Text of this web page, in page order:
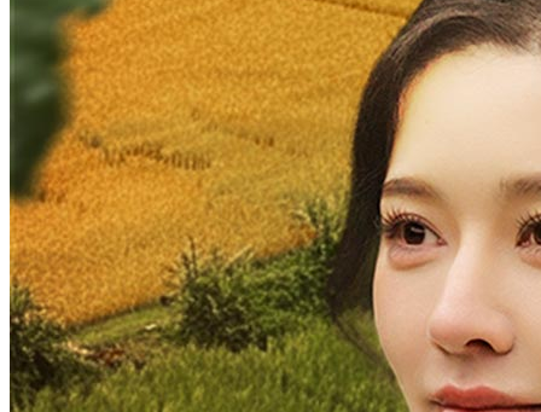
Selepas SPM,Saya Menjadi Anak Dara Kaya Raya
73 Episodes